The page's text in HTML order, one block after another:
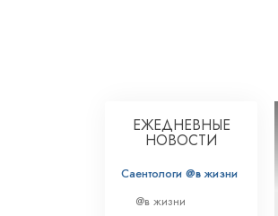
ЕЖЕДНЕВНЫЕ
НОВОСТИ
Саентологи @в жизни
@в жизни